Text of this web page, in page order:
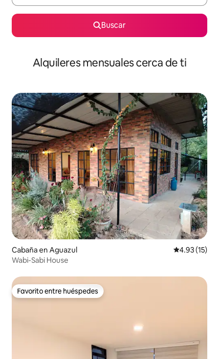
Buscar
Alquileres mensuales cerca de ti
Cabaña en Aguazul Calificación
4.93 (15)
Wabi-Sabi House
Favorito entre huéspedes
Favorito entre huéspedes